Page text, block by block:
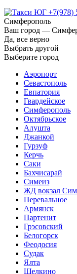
+7(978)
Симферополь
Ваш город —
Да, все верно
Выбрать другой
Выберите город
Аэропорт
Севастополь
Евпатория
Гвардейское
Симферополь
Октябрьское
Алушта
Джанкой
Гурзуф
Керчь
Саки
Бахчисарай
Симеиз
ЖД вокзал
Перевальное
Армянск
Партенит
Грэсовский
Белогорск
Феодосия
Судак
Ялта
Щелкино